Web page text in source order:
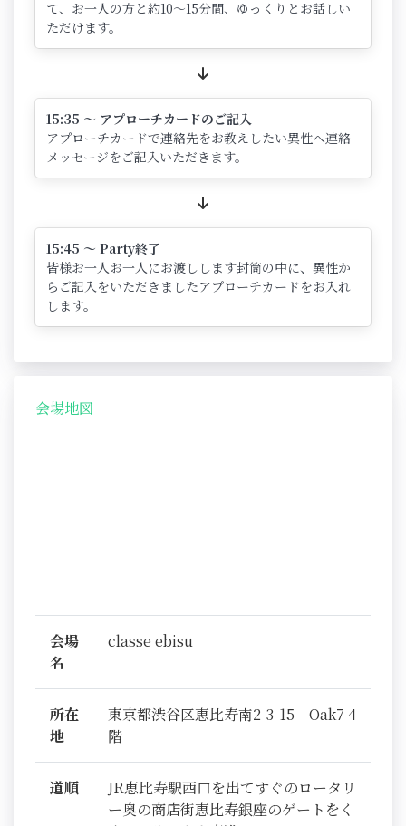
て、お一人の方と約10～15分間、ゆっくりとお話しい
ただけます。
15:35 ～ アプローチカードのご記入
アプローチカードで連絡先をお教えしたい異性へ連絡
メッセージをご記入いただきます。
15:45 ～ Party終了
皆様お一人お一人にお渡しします封筒の中に、異性か
らご記入をいただきましたアプローチカードをお入れ
します。
会場地図
会場
名
classe ebisu
所在
地
東京都渋谷区恵比寿南2-3-15 Oak7 4
階
道順
JR恵比寿駅西口を出てすぐのロータリ
ー奥の商店街恵比寿銀座のゲートをく